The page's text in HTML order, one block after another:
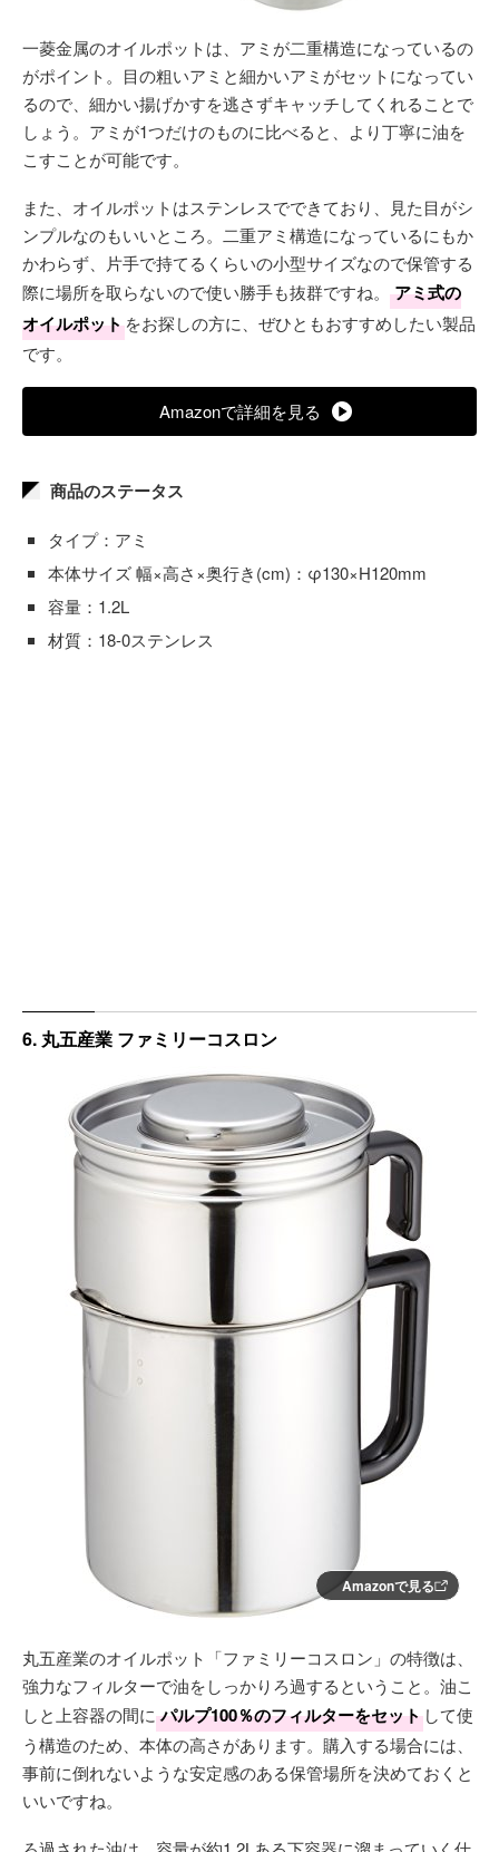
一菱金属のオイルポットは、アミが二重構造になっているの
がポイント。目の粗いアミと細かいアミがセットになってい
るので、細かい揚げかすを逃さずキャッチしてくれることで
しょう。アミが1つだけのものに比べると、より丁寧に油を
こすことが可能です。
また、オイルポットはステンレスでできており、見た目がシ
ンプルなのもいいところ。二重アミ構造になっているにもか
かわらず、片手で持てるくらいの小型サイズなので保管する
際に場所を取らないので使い勝手も抜群ですね。
アミ式の
オイルポットをお探しの方に、ぜひともおすすめしたい製品
です。
Amazonで詳細を見る
商品のステータス
タイプ：アミ
本体サイズ 幅×高さ×奥行き(cm)：φ130×H120mm
容量：1.2L
材質：18-0ステンレス
6. 丸五産業 ファミリーコスロン
Amazonで見る
丸五産業のオイルポット「ファミリーコスロン」の特徴は、
強力なフィルターで油をしっかりろ過するということ。油こ
しと上容器の間に パルプ100％のフィルターをセット して使
う構造のため、本体の高さがあります。購入する場合には、
事前に倒れないような安定感のある保管場所を決めておくと
いいですね。